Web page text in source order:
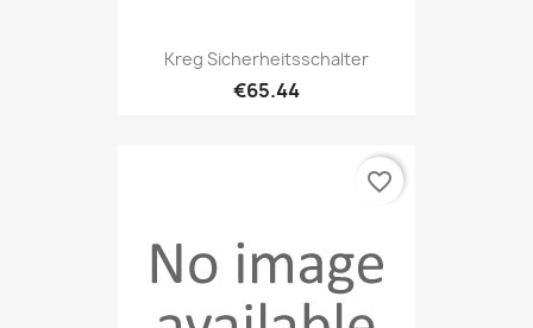
Kreg Sicherheitsschalter
€65.44
favorite_border